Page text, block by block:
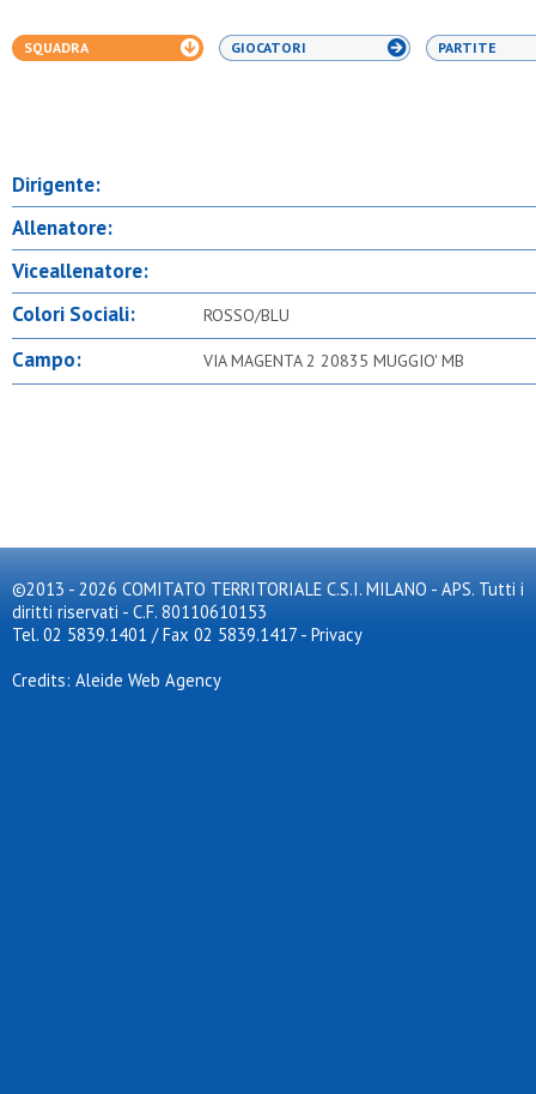
SQUADRA GIOCATORI PARTITE
Dirigente:
Allenatore:
Viceallenatore:
Colori Sociali:
ROSSO/BLU
Campo: VIA MAGENTA 2 20835 MUGGIO' MB
©2013 - 2026 COMITATO TERRITORIALE C.S.I. MILANO - APS. Tutti i
diritti riservati - C.F. 80110610153
Tel. 02 5839.1401 / Fax 02 5839.1417 - Privacy
Credits: Aleide Web Agency